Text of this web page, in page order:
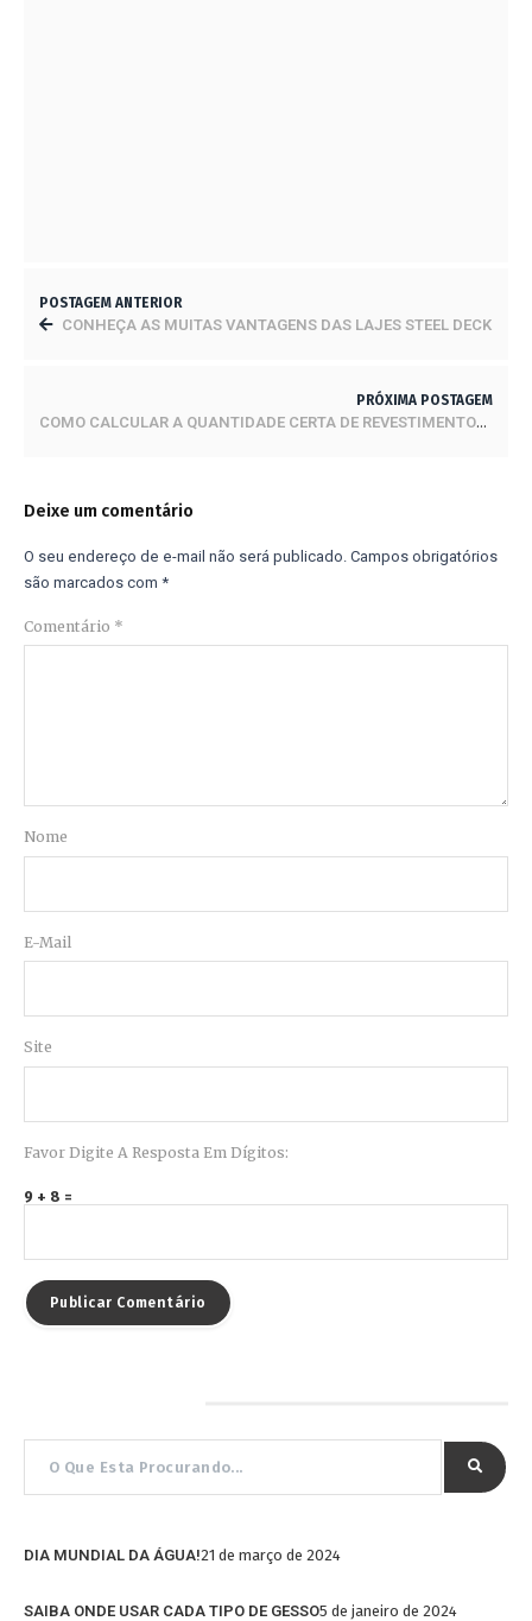
POSTAGEM ANTERIOR
CONHEÇA AS MUITAS VANTAGENS DAS LAJES STEEL DECK
PRÓXIMA POSTAGEM
COMO CALCULAR A QUANTIDADE CERTA DE REVESTIMENTOS? VEJA DICAS
Deixe um comentário
O seu endereço de e-mail não será publicado. Campos obrigatórios
são marcados com *
Comentário *
Nome
E-Mail
Site
Favor Digite A Resposta Em Dígitos:
9 + 8 =
DIA MUNDIAL DA ÁGUA!21 de março de 2024
SAIBA ONDE USAR CADA TIPO DE GESSO5 de janeiro de 2024